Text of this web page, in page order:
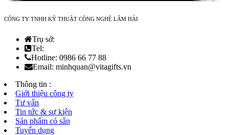
CÔNG TY TNHH KỸ THUẬT CÔNG NGHỆ LÂM HẢI
Trụ sở:
Tel:
Hotline: 0986 66 77 88
Email: minhquan@vitagifts.vn
Thông tin :
Giới thiệu công ty
Tư vấn
Tin tức & sự kiện
Sản phẩm có sẵn
Tuyển dụng